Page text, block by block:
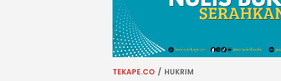
TEKAPE.CO HUKRIM